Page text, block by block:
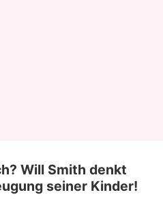
Will Smith denkt
seiner Kinder!